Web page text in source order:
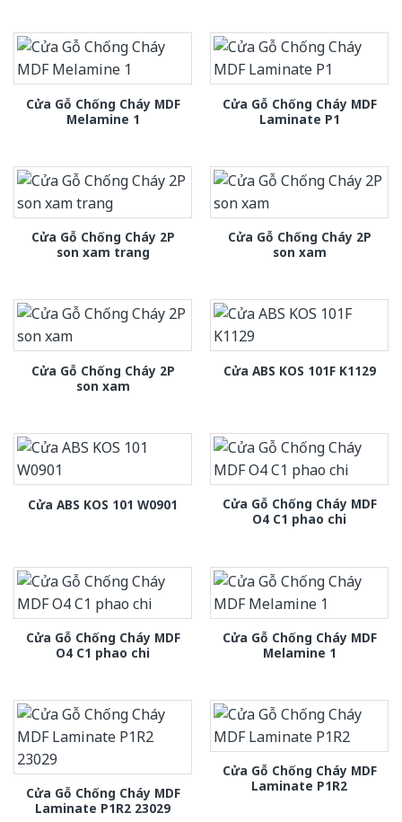
Cửa Gỗ Chống Cháy MDF
Melamine 1
Cửa Gỗ Chống Cháy MDF
Laminate P1
Cửa Gỗ Chống Cháy 2P
son xam trang
Cửa Gỗ Chống Cháy 2P
son xam
Cửa Gỗ Chống Cháy 2P
son xam
Cửa ABS KOS 101F K1129
Cửa ABS KOS 101 W0901
Cửa Gỗ Chống Cháy MDF
O4 C1 phao chi
Cửa Gỗ Chống Cháy MDF
O4 C1 phao chi
Cửa Gỗ Chống Cháy MDF
Melamine 1
Cửa Gỗ Chống Cháy MDF
Laminate P1R2 23029
Cửa Gỗ Chống Cháy MDF
Laminate P1R2